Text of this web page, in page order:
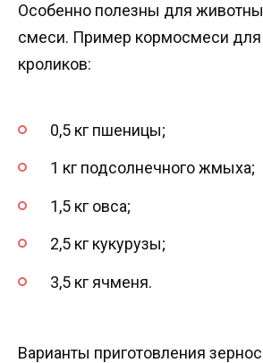
Особенно полезны для
смеси. Пример кормосмеси
кроликов:
0,5 кг пшеницы;
1 кг подсолнечного жмыха;
1,5 кг овса;
2,5 кг кукурузы;
3,5 кг ячменя.
Варианты приготовления